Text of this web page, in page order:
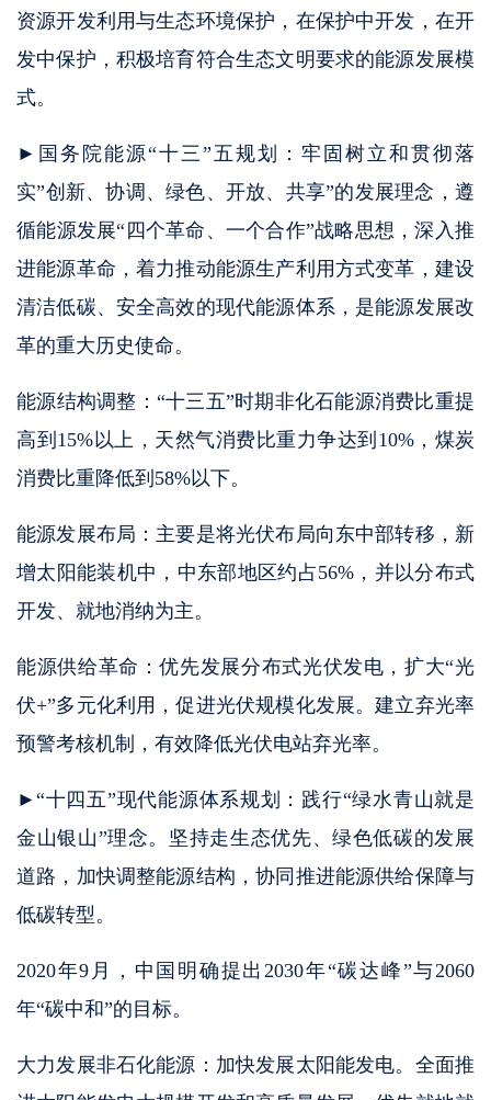
资源开发利用与生态环境保护，在保护中开发，在开
发中保护，积极培育符合生态文明要求的能源发展模
式。
►国务院能源“十三”五规划：牢固树立和贯彻落
实”创新、协调、绿色、开放、共享”的发展理念，遵
循能源发展“四个革命、一个合作”战略思想，深入推
进能源革命，着力推动能源生产利用方式变革，建设
清洁低碳、安全高效的现代能源体系，是能源发展改
革的重大历史使命。
能源结构调整：“十三五”时期非化石能源消费比重提
高到15%以上，天然气消费比重力争达到10%，煤炭
消费比重降低到58%以下。
能源发展布局：主要是将光伏布局向东中部转移，新
增太阳能装机中，中东部地区约占56%，并以分布式
开发、就地消纳为主。
能源供给革命：优先发展分布式光伏发电，扩大“光
伏+”多元化利用，促进光伏规模化发展。建立弃光率
预警考核机制，有效降低光伏电站弃光率。
►“十四五”现代能源体系规划：践行“绿水青山就是
金山银山”理念。坚持走生态优先、绿色低碳的发展
道路，加快调整能源结构，协同推进能源供给保障与
低碳转型。
2020年9月，中国明确提出2030年“碳达峰”与2060
年“碳中和”的目标。
大力发展非石化能源：加快发展太阳能发电。全面推